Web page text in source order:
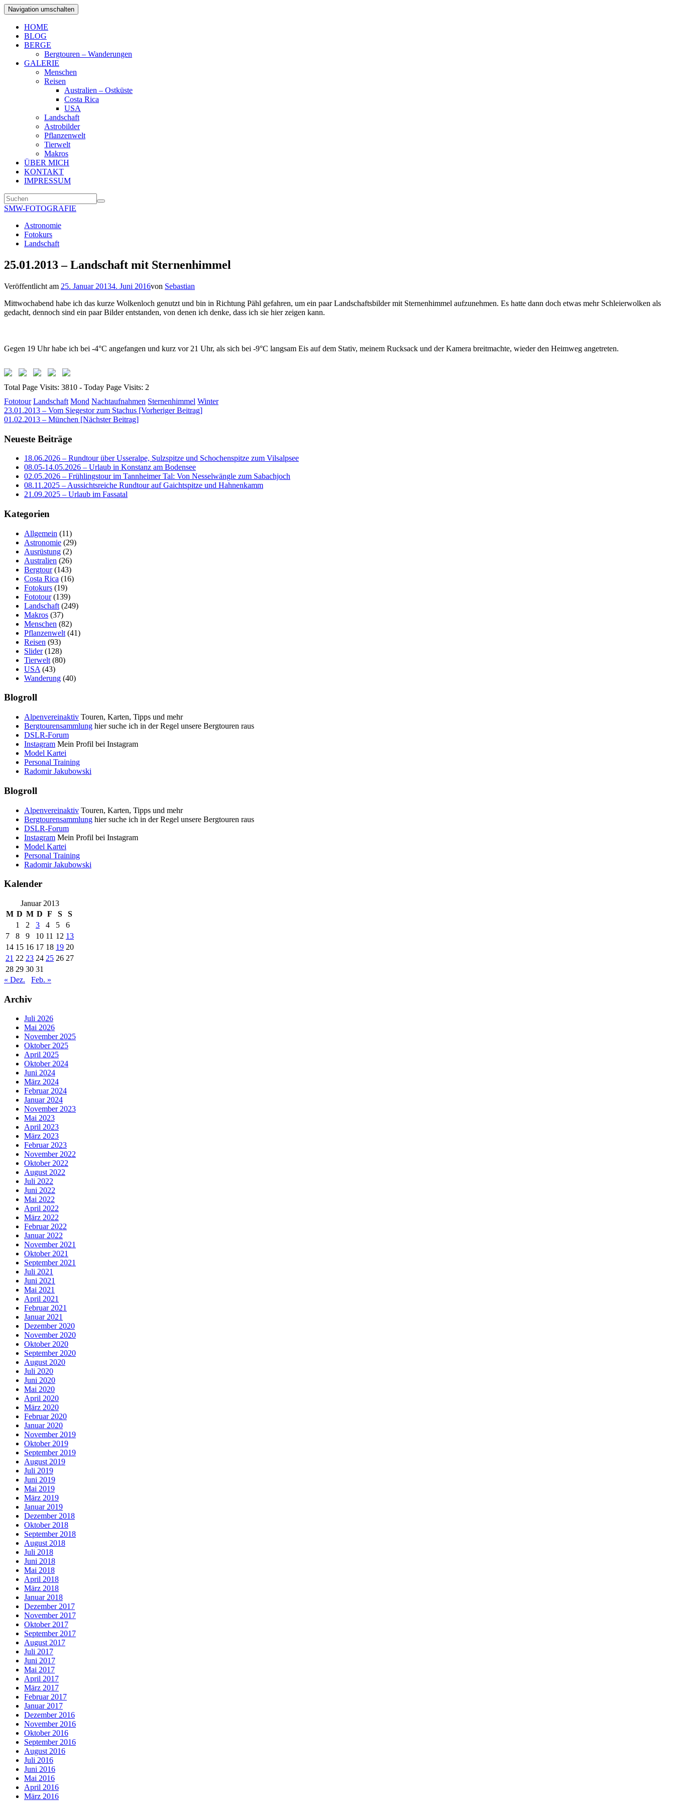
Navigation umschalten
HOME
BLOG
BERGE
Bergtouren – Wanderungen
GALERIE
Menschen
Reisen
Australien – Ostküste
Costa Rica
USA
Landschaft
Astrobilder
Pflanzenwelt
Tierwelt
Makros
ÜBER MICH
KONTAKT
IMPRESSUM
SMW-FOTOGRAFIE
Astronomie
Fotokurs
Landschaft
25.01.2013 – Landschaft mit Sternenhimmel
Veröffentlicht am 25. Januar 20134. Juni 2016von Sebastian
Mittwochabend habe ich das kurze Wolkenloch genutzt und bin in Richtung Pähl gefahren, um ein paar Landschaftsbilder mit Sternenhimmel aufzunehmen. Es hatte dann doch etwas mehr Schleierwolken als
gedacht, dennoch sind ein paar Bilder entstanden, von denen ich denke, dass ich sie hier zeigen kann.
Gegen 19 Uhr habe ich bei -4°C angefangen und kurz vor 21 Uhr, als sich bei -9°C langsam Eis auf dem Stativ, meinem Rucksack und der Kamera breitmachte, wieder den Heimweg angetreten.
Total Page Visits: 3810 - Today Page Visits: 2
Fototour Landschaft Mond Nachtaufnahmen Sternenhimmel Winter
Beitragsnavigation
23.01.2013 – Vom Siegestor zum Stachus [Vorheriger Beitrag]
01.02.2013 – München [Nächster Beitrag]
Neueste Beiträge
18.06.2026 – Rundtour über Usseralpe, Sulzspitze und Schochenspitze zum Vilsalpsee
08.05-14.05.2026 – Urlaub in Konstanz am Bodensee
02.05.2026 – Frühlingstour im Tannheimer Tal: Von Nesselwängle zum Sabachjoch
08.11.2025 – Aussichtsreiche Rundtour auf Gaichtspitze und Hahnenkamm
21.09.2025 – Urlaub im Fassatal
Kategorien
Allgemein (11)
Astronomie (29)
Ausrüstung (2)
Australien (26)
Bergtour(143)
Costa Rica (16)
Fotokurs (19)
Fototour(139)
Landschaft (249)
Makros (37)
Menschen (82)
Pflanzenwelt (41)
Reisen (93)
Slider(128)
Tierwelt (80)
USA (43)
Wanderung (40)
Blogroll
Alpenvereinaktiv Touren, Karten, Tipps und mehr
Bergtourensammlung hier suche ich in der Regel unsere Bergtouren raus
DSLR-Forum
Instagram Mein Profil bei Instagram
Model Kartei
Personal Training
Radomir Jakubowski
Blogroll
Alpenvereinaktiv Touren, Karten, Tipps und mehr
Bergtourensammlung hier suche ich in der Regel unsere Bergtouren raus
DSLR-Forum
Instagram Mein Profil bei Instagram
Model Kartei
Personal Training
Radomir Jakubowski
Kalender
Januar 2013
M D M D F S
S
1
2 3 4 5
6
7
8 9 10 11 12 13
14 15 16 17 18 19 20
21 22 23 24 25 26 27
28 29 30 31
« Dez.
Feb. »
Archiv
Juli 2026
Mai 2026
November 2025
Oktober 2025
April 2025
Oktober 2024
Juni 2024
März 2024
Februar 2024
Januar 2024
November 2023
Mai 2023
April 2023
März 2023
Februar 2023
November 2022
Oktober 2022
August 2022
Juli 2022
Juni 2022
Mai 2022
April 2022
März 2022
Februar 2022
Januar 2022
November 2021
Oktober 2021
September 2021
Juli 2021
Juni 2021
Mai 2021
April 2021
Februar 2021
Januar 2021
Dezember 2020
November 2020
Oktober 2020
September 2020
August 2020
Juli 2020
Juni 2020
Mai 2020
April 2020
März 2020
Februar 2020
Januar 2020
November 2019
Oktober 2019
September 2019
August 2019
Juli 2019
Juni 2019
Mai 2019
März 2019
Januar 2019
Dezember 2018
Oktober 2018
September 2018
August 2018
Juli 2018
Juni 2018
Mai 2018
April 2018
März 2018
Januar 2018
Dezember 2017
November 2017
Oktober 2017
September 2017
August 2017
Juli 2017
Juni 2017
Mai 2017
April 2017
März 2017
Februar 2017
Januar 2017
Dezember 2016
November 2016
Oktober 2016
September 2016
August 2016
Juli 2016
Juni 2016
Mai 2016
April 2016
März 2016